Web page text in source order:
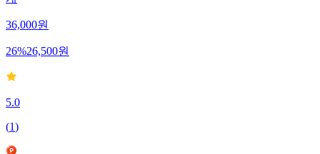
개
36,000원
26%26,500원
5.0
(1)